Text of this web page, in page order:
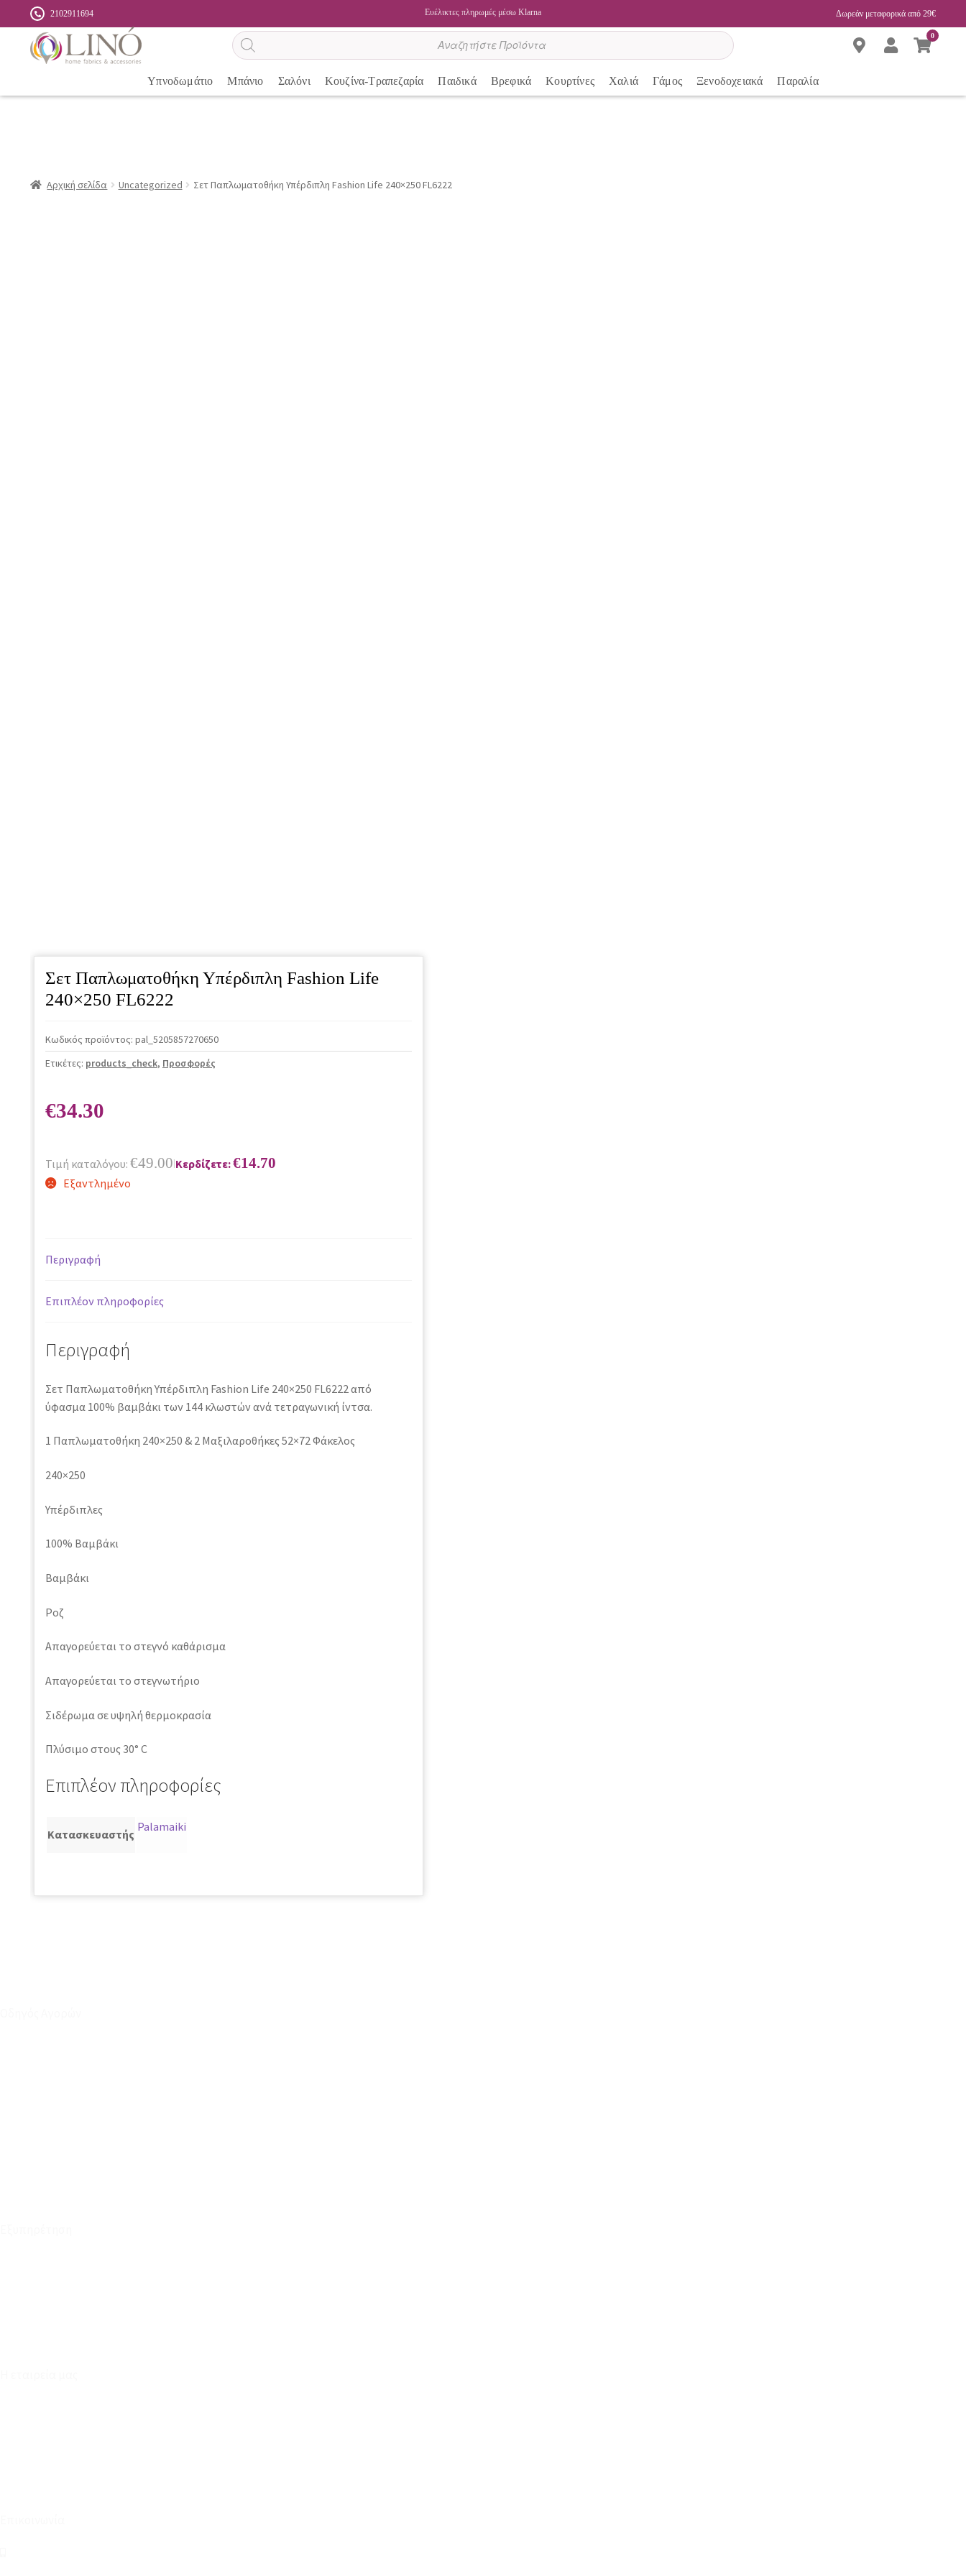
2102911694 5% έκπτωση με προπληρωμή (κάρτα, Klarna, κατάθεση) Δωρεάν μεταφορικά από 29€
Αναζήτηση
προϊόντων
0
Υπνοδωμάτιο Μπάνιο Σαλόνι Κουζίνα-Τραπεζαρία Παιδικά Βρεφικά Κουρτίνες Χαλιά Γάμος Ξενοδοχειακά Παραλία
Αρχική σελίδα Uncategorized Σετ Παπλωματοθήκη Υπέρδιπλη Fashion Life 240×250 FL6222
Σετ Παπλωματοθήκη Υπέρδιπλη Fashion Life
240×250 FL6222
Κωδικός προϊόντος: pal_5205857270650
Ετικέτες: products_check, Προσφορές
€34.30
Τιμή καταλόγου: €49.00|Κερδίζετε:€14.70
Εξαντλημένο
Περιγραφή
Επιπλέον πληροφορίες
Περιγραφή
Σετ Παπλωματοθήκη Υπέρδιπλη Fashion Life 240×250 FL6222 από
ύφασμα 100% βαμβάκι των 144 κλωστών ανά τετραγωνική ίντσα.
1 Παπλωματοθήκη 240×250 & 2 Μαξιλαροθήκες 52×72 Φάκελος
240×250
Υπέρδιπλες
100% Βαμβάκι
Βαμβάκι
Ροζ
Απαγορεύεται το στεγνό καθάρισμα
Απαγορεύεται το στεγνωτήριο
Σιδέρωμα σε υψηλή θερμοκρασία
Πλύσιμο στους 30° C
Επιπλέον πληροφορίες
Κατασκευαστής
Palamaiki